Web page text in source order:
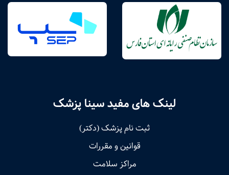
لینک های مفید سینا پزشک
ثبت نام پزشک (دکتر)
قوانین و مقررات
مراکز سلامت